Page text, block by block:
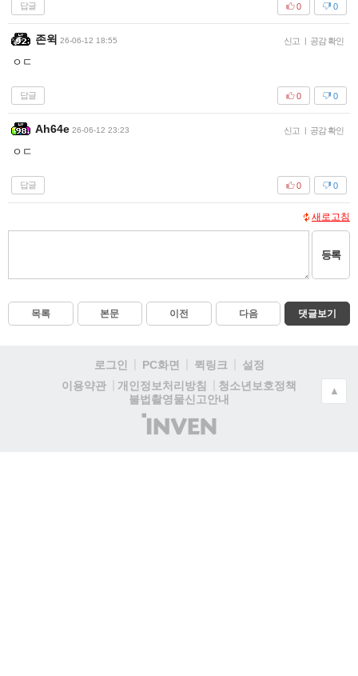
답글 0
0
존윅 26-06-12 18:55 신고 | 공감 확인
ㅇㄷ
답글 0
0
Ah64e 26-06-12 23:23 신고 | 공감 확인
ㅇㄷ
답글 0
0
새로고침
등록
목록 본문 이전 다음 댓글보기
로그인 PC화면 퀵링크
설정
이용약관
개인정보처리방침
청소년보호정책
불법촬영물신고안내
(주)
인
▲